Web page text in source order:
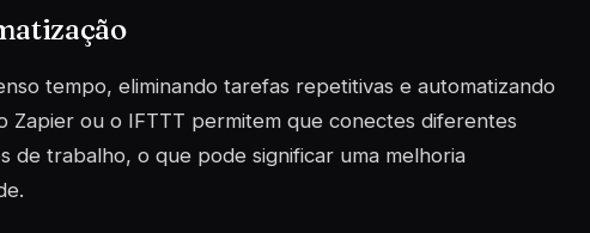
tempo, eliminando tarefas repetitivas e automatizando
Zapier ou o IFTTT permitem que conectes diferentes
de trabalho, o que pode significar uma melhoria